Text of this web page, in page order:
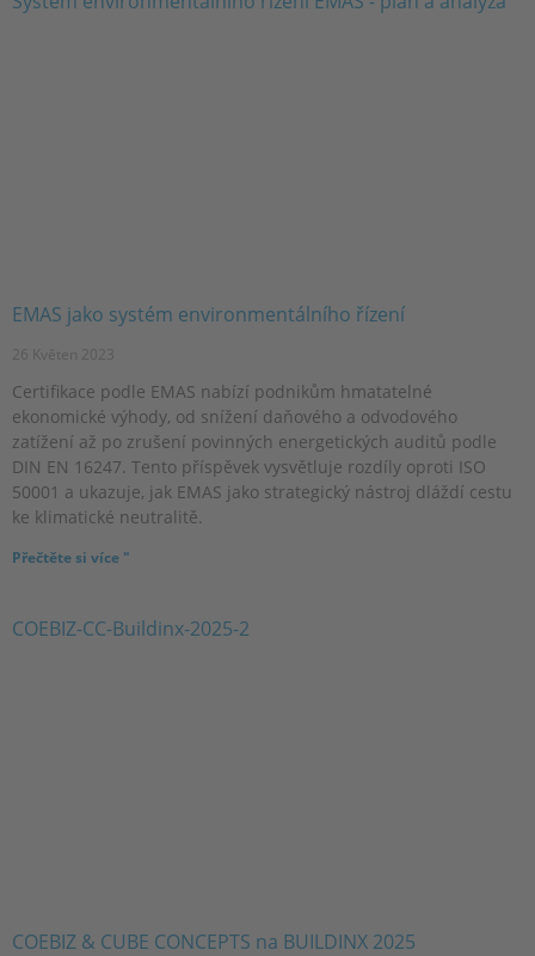
EMAS jako systém environmentálního řízení
26 Květen 2023
Certifikace podle EMAS nabízí podnikům hmatatelné
ekonomické výhody, od snížení daňového a odvodového
zatížení až po zrušení povinných energetických auditů podle
DIN EN 16247. Tento příspěvek vysvětluje rozdíly oproti ISO
50001 a ukazuje, jak EMAS jako strategický nástroj dláždí cestu
ke klimatické neutralitě.
Přečtěte si více "
COEBIZ & CUBE CONCEPTS na BUILDINX 2025